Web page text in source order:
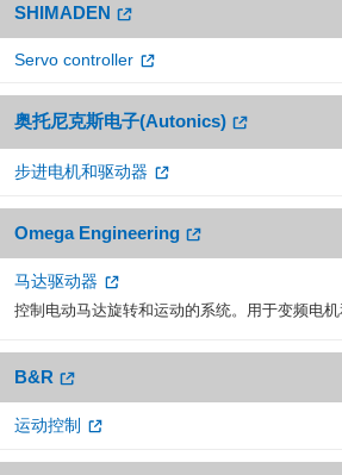
SHIMADEN
Servo controller
奥托尼克斯电子(Autonics)
步进电机和驱动器
Omega Engineering
马达驱动器
控制电动马达旋转和运动的系统。用于变频电机
B&R
运动控制